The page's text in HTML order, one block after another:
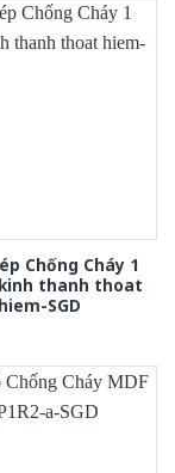
Chống Cháy 1
thanh thoat
hiem-SGD